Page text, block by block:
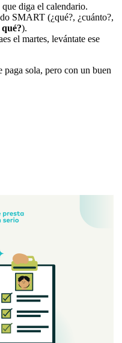
diga el calendario.
SMART (¿qué?, ¿cuánto?,
).
el martes, levántate ese
paga sola, pero con un buen